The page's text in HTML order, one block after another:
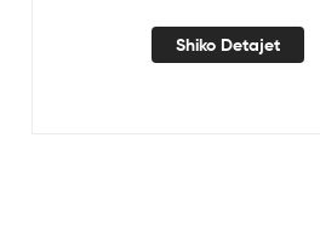
Shiko Detajet